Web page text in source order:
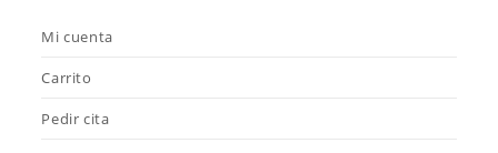
Mi cuenta
Carrito
Pedir cita